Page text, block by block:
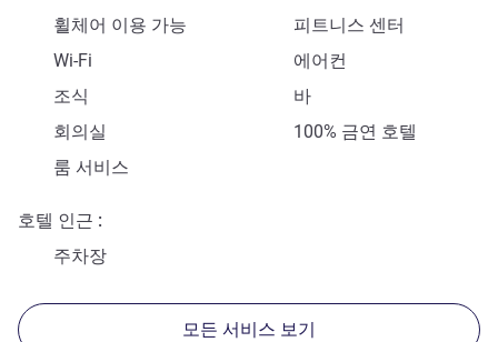
휠체어 이용 가능
피트니스 센터
Wi-Fi
에어컨
조식
바
회의실
100% 금연 호텔
룸 서비스
호텔 인근
주차장
모든 서비스 보기